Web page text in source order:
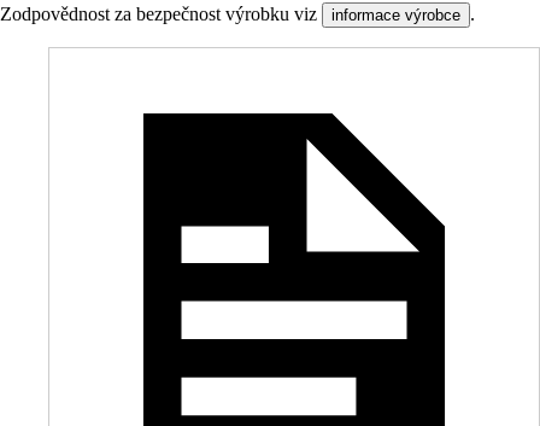
Zodpovědnost za bezpečnost výrobku viz informace výrobce .